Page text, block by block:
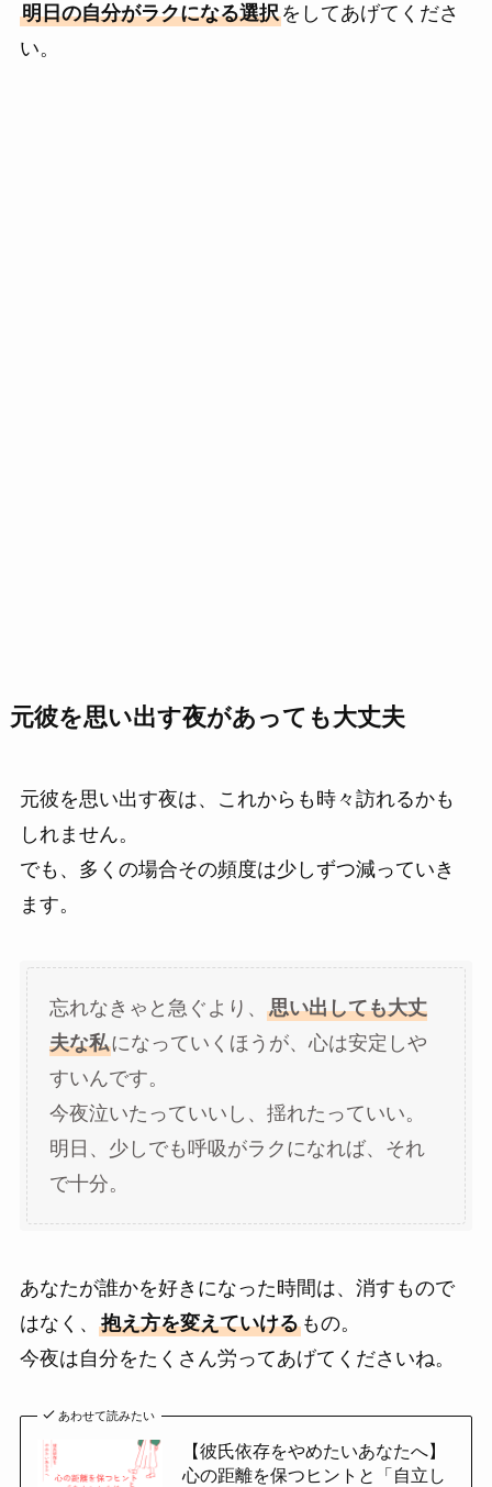
明日の自分がラクになる選択をしてあげてくださ
い。
元彼を思い出す夜があっても大丈夫
元彼を思い出す夜は、これからも時々訪れるかも
しれません。
でも、多くの場合その頻度は少しずつ減っていき
ます。
忘れなきゃと急ぐより、 思い出しても大丈
夫な私になっていくほうが、心は安定しや
すいんです。
今夜泣いたっていいし、揺れたっていい。
明日、少しでも呼吸がラクになれば、それ
で十分。
あなたが誰かを好きになった時間は、消すもので
はなく、 抱え方を変えていけるもの。
今夜は自分をたくさん労ってあげてくださいね。
あわせて読みたい
【彼氏依存をやめたいあなたへ】
心の距離を保つヒントと「自立し